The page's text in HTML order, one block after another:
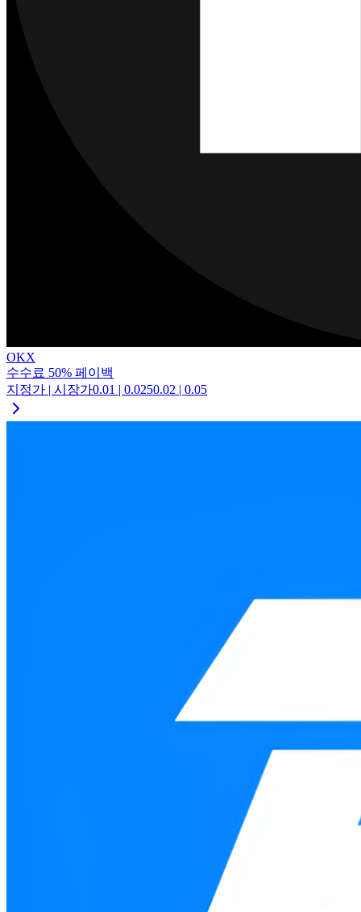
OKX
수수료 50% 페이백
지정가 | 시장가0.01 | 0.0250.02 | 0.05